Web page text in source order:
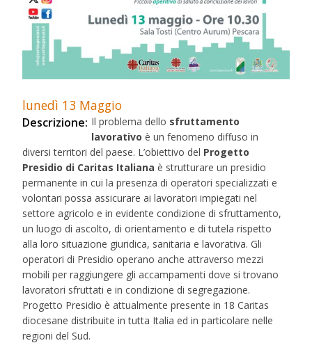
lunedì 13 Maggio
Descrizione: Il problema dello sfruttamento
lavorativo è un fenomeno diffuso in
diversi territori del paese. L’obiettivo del Progetto
Presidio di Caritas Italiana è strutturare un presidio
permanente in cui la presenza di operatori specializzati e
volontari possa assicurare ai lavoratori impiegati nel
settore agricolo e in evidente condizione di sfruttamento,
un luogo di ascolto, di orientamento e di tutela rispetto
alla loro situazione giuridica, sanitaria e lavorativa. Gli
operatori di Presidio operano anche attraverso mezzi
mobili per raggiungere gli accampamenti dove si trovano
lavoratori sfruttati e in condizione di segregazione.
Progetto Presidio è attualmente presente in 18 Caritas
diocesane distribuite in tutta Italia ed in particolare nelle
regioni del Sud.